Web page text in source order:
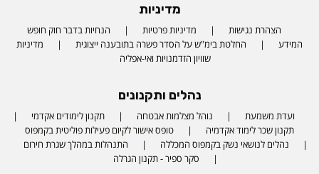
מדיניות
הצהרת נגישות מדיניות פרטיות
הנחיות בדבר חוק חופש
המידע
החלטת בימ"ש על הסדר פשרה בתובענה ייצוגית
מדיניות
שוויון הזדמנויות ואי-אפליה
נהלים ותקנונים
ועדת משמעת נוהל מצלמות אבטחה
תקנון לימודים אקדמי
תקנון שכר לימוד אקדמיה
טופס אישור לקיום פעילות פוליטית בקמפוס
נהלים לנושאי נשק בקמפוס המכללה
התנהלות במהלך שגרת חירום
סקר ספיר - תקנון הגרלה